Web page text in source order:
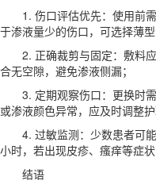
1. 伤口评估优先：使用前
于渗液量少的伤口，可选择薄
2. 正确裁剪与固定：敷料
合无空隙，避免渗液侧漏；
3. 定期观察伤口：更换时
或渗液颜色异常，应及时调整护
4. 过敏监测：少数患者可
小时，若出现皮疹、瘙痒等症状
结语